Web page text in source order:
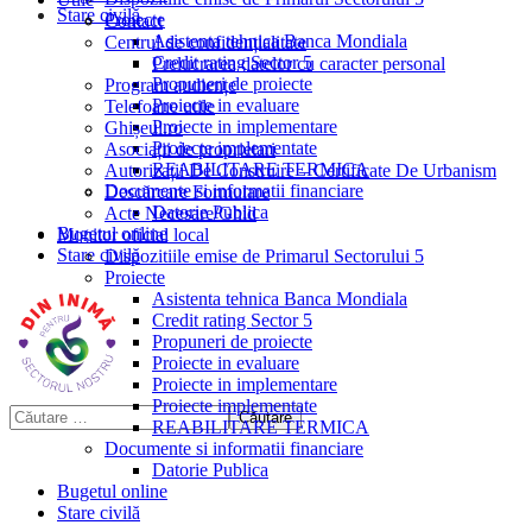
Stare civilă
Proiecte
Asistenta tehnica Banca Mondiala
Credit rating Sector 5
Propuneri de proiecte
Proiecte in evaluare
Proiecte in implementare
Proiecte implementate
REABILITARE TERMICA
Documente si informatii financiare
Datorie Publica
Bugetul online
Stare civilă
Contact
Centrul de confidențialitate
Prelucrarea datelor cu caracter personal
Program audiențe
Telefoane utile
Ghișeul.ro
Asociații de proprietari
Autorizații De Construire – Certificate De Urbanism
Descărcare Formulare
Acte Necesare/Ghid
Monitor oficial local
Dispozitiile emise de Primarul Sectorului 5
Proiecte
Asistenta tehnica Banca Mondiala
Credit rating Sector 5
Propuneri de proiecte
Proiecte in evaluare
Proiecte in implementare
Proiecte implementate
REABILITARE TERMICA
Documente si informatii financiare
Datorie Publica
Bugetul online
Stare civilă